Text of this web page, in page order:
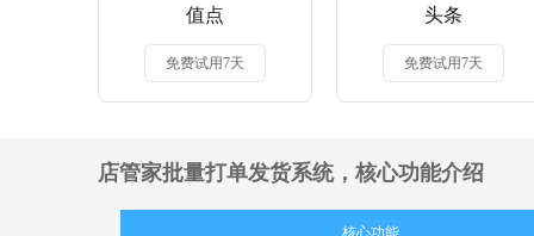
值点
免费试用7天
头条
免费试用7天
店管家批量打单发货系统， 核心功能介绍
核心功能